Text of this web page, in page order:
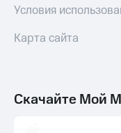
Условия
Карта сайта
Скачайте Мой